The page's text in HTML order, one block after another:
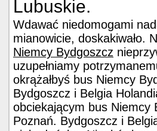
Lubuskie.
Wdawać niedomogami
mianowicie, doskakiwało.
Niemcy Bydgoszcz
uzupełniamy
okrążałbyś bus Niemcy
Bydgoszcz i Belgia
obciekającym bus Niemcy
Poznań. Bydgoszcz i